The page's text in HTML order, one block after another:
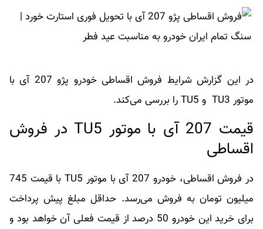
در این گزارش شرایط فروش اقساطی خودرو پژو 207 آی با
موتور TU3 و TU5 را بررسی می‌کند.
قیمت 207 آی با موتور TU5 در فروش
اقساطی
در فروش اقساطی، خودرو 207 آی با موتور TU5 با قیمت 745
میلیون تومان به فروش می‌رسد. حداقل مبلغ پیش پرداخت
برای خرید این خودرو 50 درصد از قیمت فعلی آن خواهد بود و